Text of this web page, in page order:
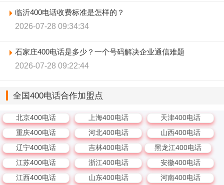
临沂400电话收费标准是怎样的？
2026-07-28 09:34:34
石家庄400电话是多少？一个号码解决企业通信难题
2026-07-28 09:22:44
全国400电话合作加盟点
北京400电话 上海400电话
天津400电话
重庆400电话
河北400电话
山西400电话
辽宁400电话
吉林400电话
黑龙江400电话
江苏400电话
浙江400电话
安徽400电话
江西400电话
山东400电话 河南400电话